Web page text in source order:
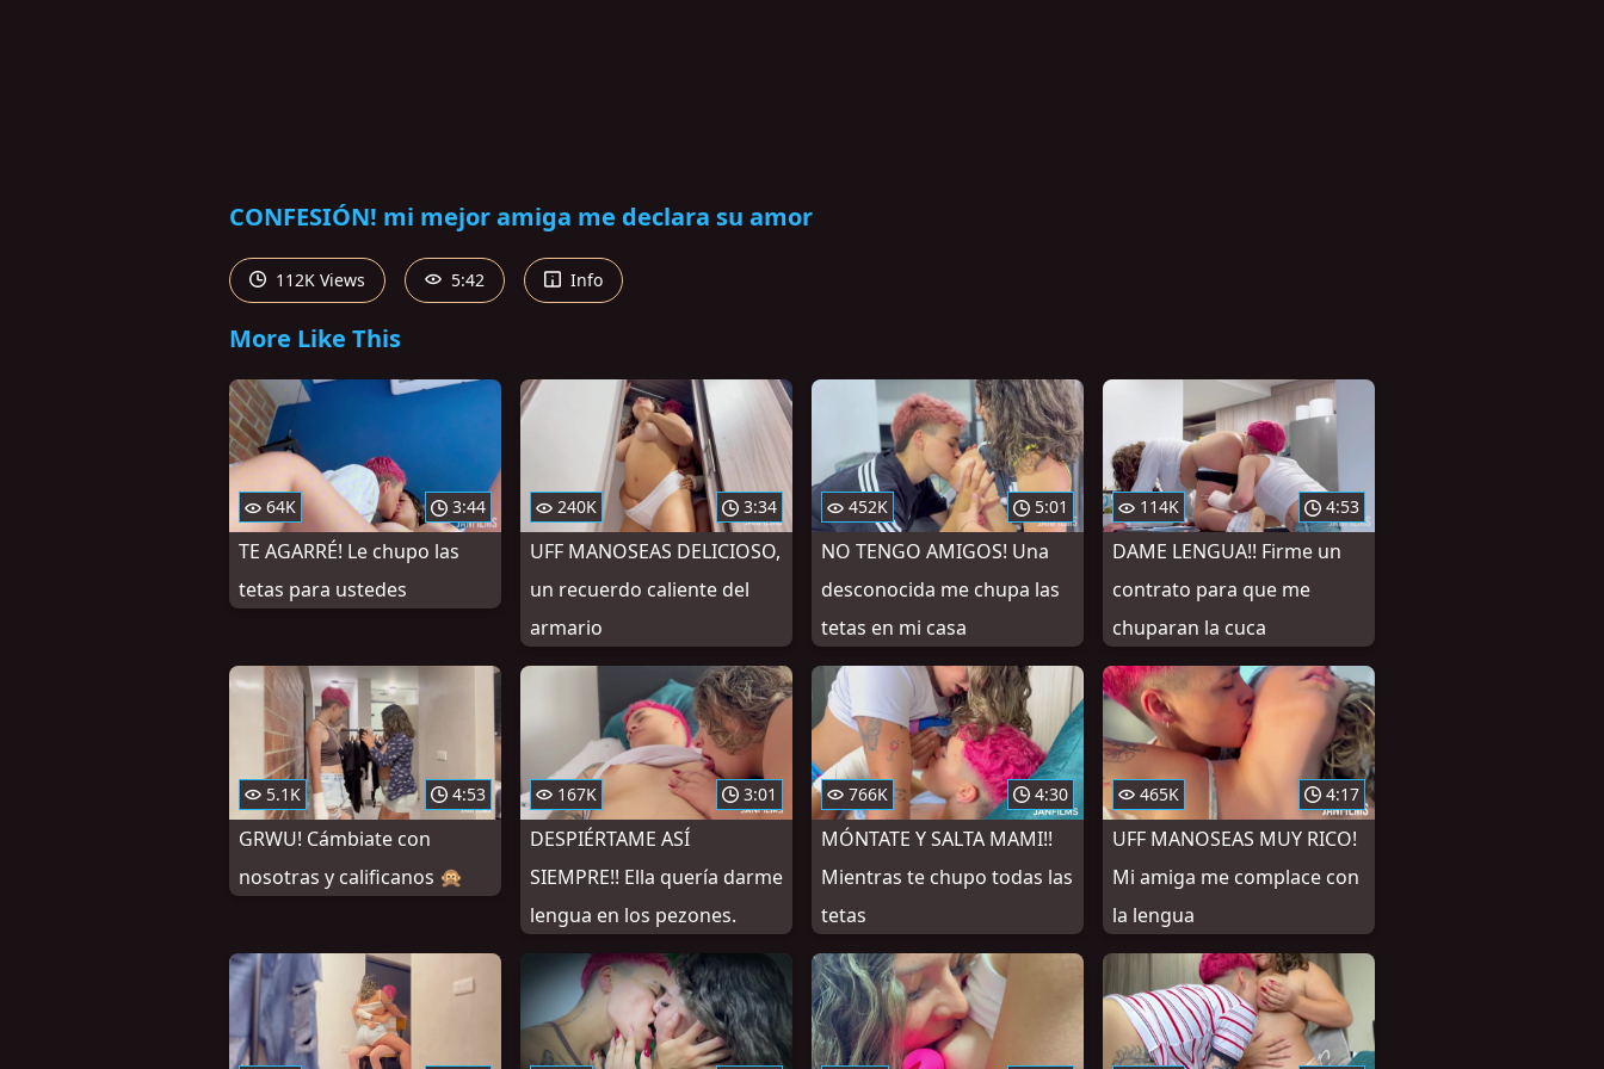
CONFESIÓN! mi mejor amiga me declara su amor
112K Views 5:42 Info
More Like This
64K 3:44
TE AGARRÉ! Le chupo las
tetas para ustedes
240K 3:34
UFF MANOSEAS DELICIOSO,
un recuerdo caliente del
armario
452K 5:01
NO TENGO AMIGOS! Una
desconocida me chupa las
tetas en mi casa
114K 4:53
DAME LENGUA!! Firme un
contrato para que me
chuparan la cuca
5.1K 4:53
GRWU! Cámbiate con
nosotras y calificanos 🙊
167K 3:01
DESPIÉRTAME ASÍ
SIEMPRE!! Ella quería darme
lengua en los pezones.
766K 4:30
MÓNTATE Y SALTA MAMI!!
Mientras te chupo todas las
tetas
465K 4:17
UFF MANOSEAS MUY RICO!
Mi amiga me complace con
la lengua